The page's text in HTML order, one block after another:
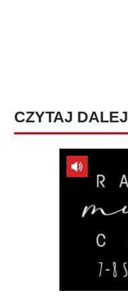
CZYTAJ DALEJ